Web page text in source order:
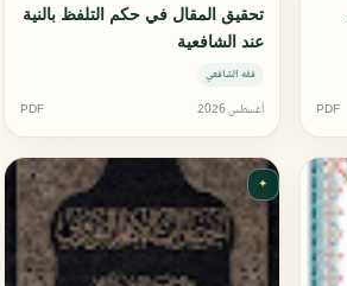
PDF
تحقيق المقال في حكم التلفظ بالنية
عند الشافعية
فقه الشافعي
أغسطس 2026 PDF
✦